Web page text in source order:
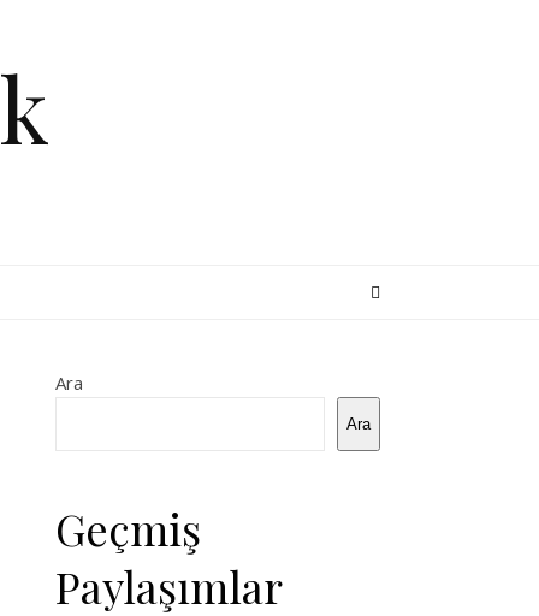
Ara
Ara
Geçmiş
Paylaşımlar